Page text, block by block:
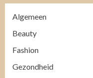
Algemeen
Beauty
Fashion
Gezondheid